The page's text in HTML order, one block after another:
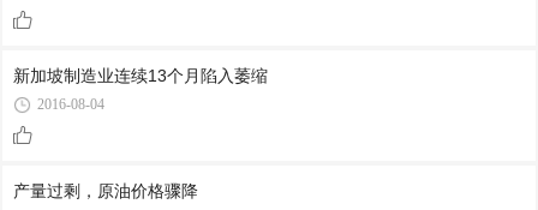
新加坡制造业连续13个月陷入萎缩
2016-08-04
产量过剩，原油价格骤降